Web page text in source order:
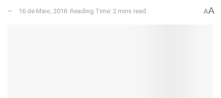
16 de Maio, 2018 Reading Time: 2 mins read AA